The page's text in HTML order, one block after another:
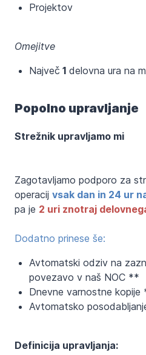
Projektov
Omejitve
Največ 1 delovna ura na
Popolno upravljanje
Strežnik upravljamo mi
Zagotavljamo podporo za
operacij vsak dan in 24 ur
pa je 2 uri znotraj
Dodatno prinese še:
Avtomatski odziv na
povezavo v naš NOC **
Dnevne varnostne
Avtomatsko
Definicija upravljanja: